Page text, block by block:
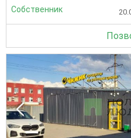
Собственник